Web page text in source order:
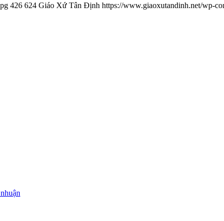
426 624 Giáo Xứ Tân Định https://www.giaoxutandinh.net/wp-